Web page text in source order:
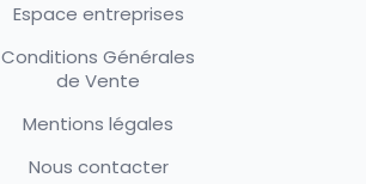
Espace entreprises
Conditions Générales
de Vente
Mentions légales
Nous contacter